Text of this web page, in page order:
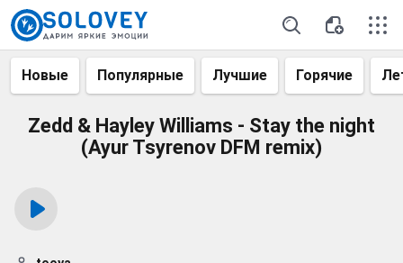
Новые Популярные Лучшие Горячие
Zedd & Hayley Williams - Stay the night
(Ayur Tsyrenov DFM remix)